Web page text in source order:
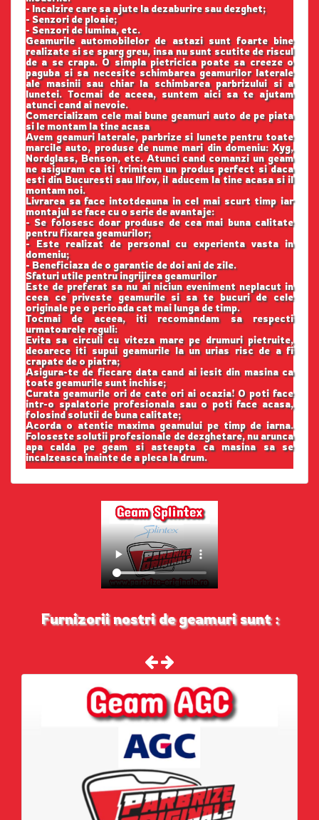
- Incalzire care sa ajute la dezaburire sau dezghet;
- Senzori de ploaie;
- Senzori de lumina, etc.
Geamurile automobilelor de astazi sunt foarte bine
realizate si se sparg greu, insa nu sunt scutite de riscul
de a se crapa. O simpla pietricica poate sa creeze o
paguba si sa necesite schimbarea geamurilor laterale
ale masinii sau chiar la schimbarea parbrizului si a
lunetei. Tocmai de aceea, suntem aici sa te ajutam
atunci cand ai nevoie.
Comercializam cele mai bune geamuri auto de pe piata
si le montam la tine acasa
Avem geamuri laterale, parbrize si lunete pentru toate
marcile auto, produse de nume mari din domeniu: Xyg,
Nordglass, Benson, etc. Atunci cand comanzi un geam
ne asiguram ca iti trimitem un produs perfect si daca
esti din Bucuresti sau Ilfov, il aducem la tine acasa si il
montam noi.
Livrarea sa face intotdeauna in cel mai scurt timp iar
montajul se face cu o serie de avantaje:
- Se folosesc doar produse de cea mai buna calitate
pentru fixarea geamurilor;
- Este realizat de personal cu experienta vasta in
domeniu;
- Beneficiaza de o garantie de doi ani de zile.
Sfaturi utile pentru ingrijirea geamurilor
Este de preferat sa nu ai niciun eveniment neplacut in
ceea ce priveste geamurile si sa te bucuri de cele
originale pe o perioada cat mai lunga de timp.
Tocmai de aceea, iti recomandam sa respecti
urmatoarele reguli:
Evita sa circuli cu viteza mare pe drumuri pietruite,
deoarece iti supui geamurile la un urias risc de a fi
crapate de o piatra;
Asigura-te de fiecare data cand ai iesit din masina ca
toate geamurile sunt inchise;
Curata geamurile ori de cate ori ai ocazia! O poti face
intr-o spalatorie profesionala sau o poti face acasa,
folosind solutii de buna calitate;
Acorda o atentie maxima geamului pe timp de iarna.
Foloseste solutii profesionale de dezghetare, nu arunca
apa calda pe geam si asteapta ca masina sa se
incalzeasca inainte de a pleca la drum.
Furnizorii nostri de geamuri sunt :